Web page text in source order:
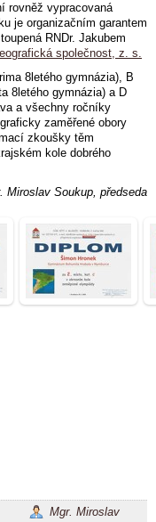
rovněž vypracovaná
je organizačním garantem
RNDr. Jakubem
společnost, z. s.
8letého gymnázia), B
8letého gymnázia) a D
a všechny ročníky
zaměřené obory
zkoušky těm
kole dobrého
Miroslav Soukup, předseda
Mgr. Miroslav